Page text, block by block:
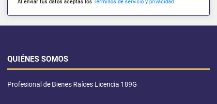
Al enviar tus datos aceptas los Términos de servicio y privacidad
QUIÉNES SOMOS
Profesional de Bienes Raíces Licencia 189G